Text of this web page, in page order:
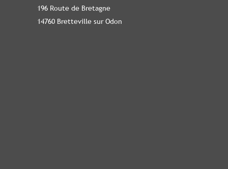
196 Route de Bretagne
14760 Bretteville sur Odon